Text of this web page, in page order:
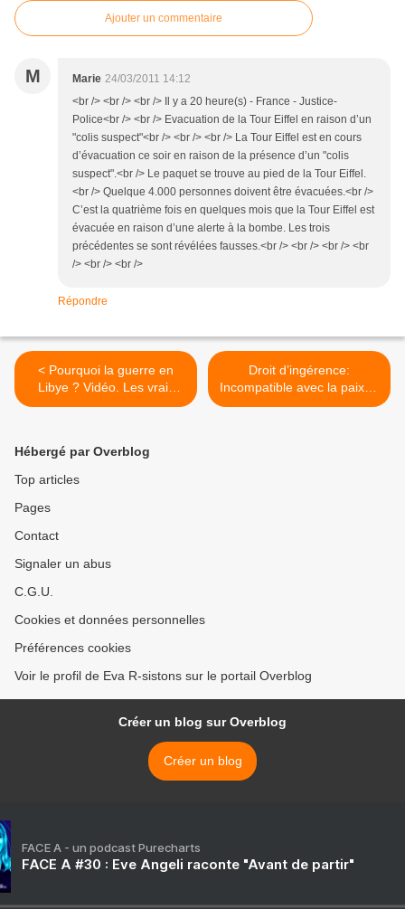
Ajouter un commentaire
M Marie 24/03/2011 14:12
<br /> <br /> <br /> Il y a 20 heure(s) - France - Justice-
Police<br /> <br /> Evacuation de la Tour Eiffel en raison d’un
"colis suspect"<br /> <br /> <br /> La Tour Eiffel est en cours
d’évacuation ce soir en raison de la présence d’un "colis
suspect".<br /> Le paquet se trouve au pied de la Tour Eiffel.
<br /> Quelque 4.000 personnes doivent être évacuées.<br />
C’est la quatrième fois en quelques mois que la Tour Eiffel est
évacuée en raison d’une alerte à la bombe. Les trois
précédentes se sont révélées fausses.<br /> <br /> <br /> <br
/> <br /> <br />
Répondre
< Pourquoi la guerre en
Libye ? Vidéo. Les vrais
motifs (Michel
Droit d’ingérence:
Incompatible avec la paix et
il dessert les causes
Hébergé par Overblog
Top articles
Pages
Contact
Signaler un abus
C.G.U.
Cookies et données personnelles
Préférences cookies
Voir le profil de Eva R-sistons sur le portail Overblog
Créer un blog sur Overblog
Créer un blog
FACE A - un podcast Purecharts
FACE A #30 : Eve Angeli raconte "Avant de partir"